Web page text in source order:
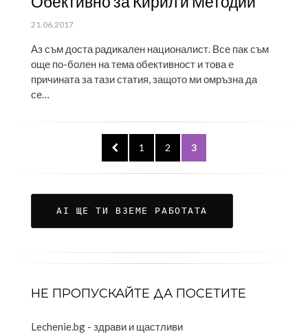
ПУБЛИКУВАНО
21.06.2017
Аз съм доста радикален националист. Все пак съм
още по-болен на тема обективност и това е
причината за тази статия, защото ми омръзна да
се…
ПРЕДИШНА
СТРАНИЦА
PAGE
1 PAGE
2 PAGE
3
AI ЩЕ ТИ ВЗЕМЕ РАБОТАТА
НЕ ПРОПУСКАЙТЕ ДА ПОСЕТИТЕ
Lechenie.bg - здрави и щастливи